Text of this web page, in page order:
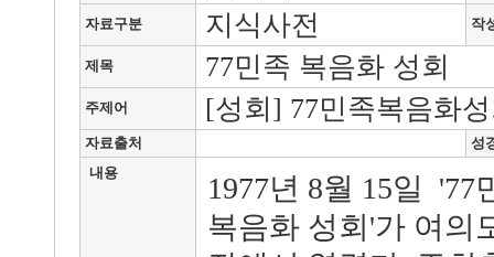
자료구분 지식사전 작
제목 77민족 복음화 성회
주제어 [성회] 77민족복음화
자료출처
성
내용
1977년 8월 15일 '77
복음화 성회'가 여의